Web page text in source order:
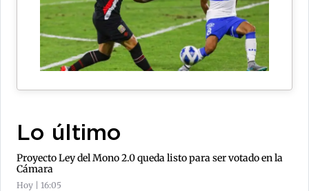
Lo último
Proyecto Ley del Mono 2.0 queda listo para ser votado en la
Cámara
Hoy | 16:05